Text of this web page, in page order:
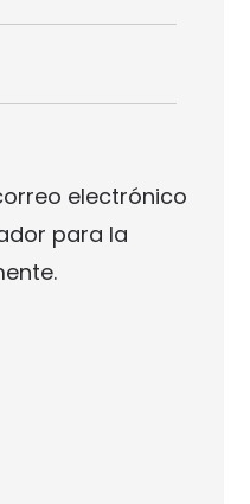
electrónico
para la